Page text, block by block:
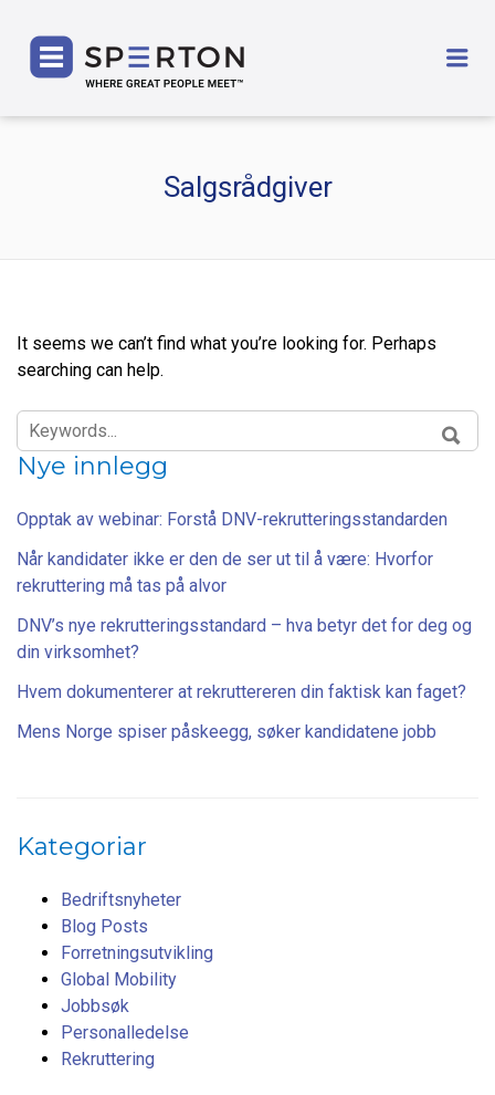
Salgsrådgiver
It seems we can’t find what you’re looking for. Perhaps
searching can help.
SEARCH
FOR:
Nye innlegg
Opptak av webinar: Forstå DNV-rekrutteringsstandarden
Når kandidater ikke er den de ser ut til å være: Hvorfor
rekruttering må tas på alvor
DNV’s nye rekrutteringsstandard – hva betyr det for deg og
din virksomhet?
Hvem dokumenterer at rekruttereren din faktisk kan faget?
Mens Norge spiser påskeegg, søker kandidatene jobb
Kategoriar
Bedriftsnyheter
Blog Posts
Forretningsutvikling
Global Mobility
Jobbsøk
Personalledelse
Rekruttering